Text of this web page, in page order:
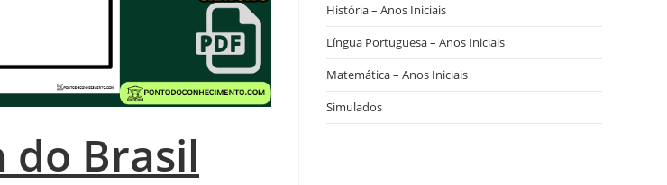
do Brasil
História – Anos Iniciais
Língua Portuguesa – Anos Iniciais
Matemática – Anos Iniciais
Simulados